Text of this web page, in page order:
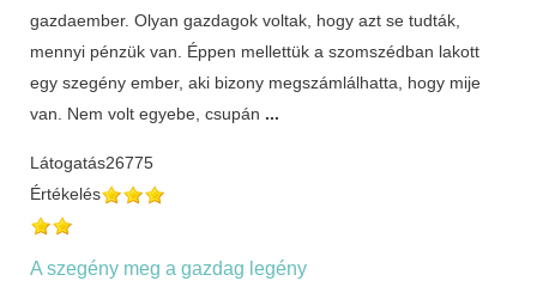
gazdaember. Olyan gazdagok voltak, hogy azt se tudták,
mennyi pénzük van. Éppen mellettük a szomszédban lakott
egy szegény ember, aki bizony megszámlálhatta, hogy mije
van. Nem volt egyebe, csupán ...
Látogatás26775
Értékelés
A szegény meg a gazdag legény